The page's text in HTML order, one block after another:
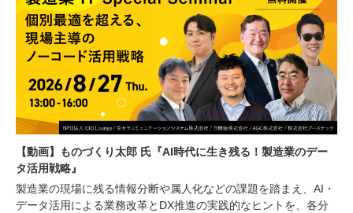
【動画】ものづくり太郎 氏『AI時代に生き残る！製造業のデー
タ活用戦略』
製造業の現場に残る情報分断や属人化などの課題を踏まえ、AI・
データ活用による業務改革とDX推進の実践的なヒントを、各分